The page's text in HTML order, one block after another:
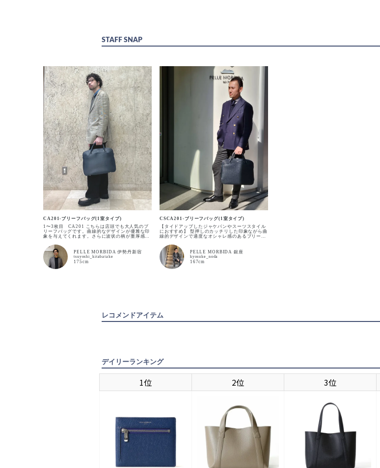
STAFF SNAP
CA201-ブリーフバッグ(1室タイプ)
1〜3枚目 CA201 こちらは店頭でも大人気のブ
リーフバッグです。曲線的なデザインが優雅な印
象を与えてくれます。さらに波状の柄が重厚感も
は同型の商品ですが、伊勢丹新宿先行販売商品で
キリコ柄の型押しを施した撥水効果のあるエンボ
スレザー仕様です。気になる方は是非伊勢丹新宿
にお越しくださいませ。
PELLE MORBIDA 伊勢丹新宿
tsuyoshi_kitabatake
175cm
CSCA201-ブリーフバッグ(1室タイプ)
【タイドアップしたジャケパンやスーツスタイル
におすすめ】 型押しのカッチリした印象ながら曲
線的デザインで適度なオシャレ感のあるブリーフ
接する機会がある方は1つは持っておきたいバッ
グですね。 撮影に使用したのはネイビー。 今回
はネイビージャケット×グレースラックスという
王道スタイリングにネイビーバッグで適度な軽快
さをプラスしたコーデです。 こちらのバッグは直
営店限定モデルです。 よく比較される品番は定番
PELLE MORBIDA 銀座
kyosuke_noda
167cm
レコメンドアイテム
デイリーランキング
1位 2位 3位